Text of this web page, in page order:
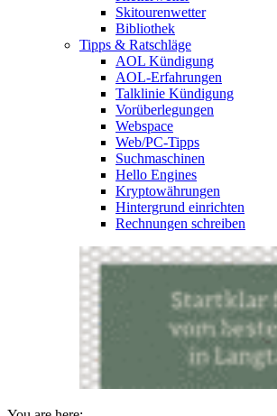
Skitourenwetter
Bibliothek
Tipps & Ratschläge
AOL Kündigung
AOL-Erfahrungen
Talklinie Kündigung
Vorüberlegungen
Webspace
Web/PC-Tipps
Suchmaschinen
Hello Engines
Kryptowährungen
Hintergrund einrichten
Rechnungen schreiben